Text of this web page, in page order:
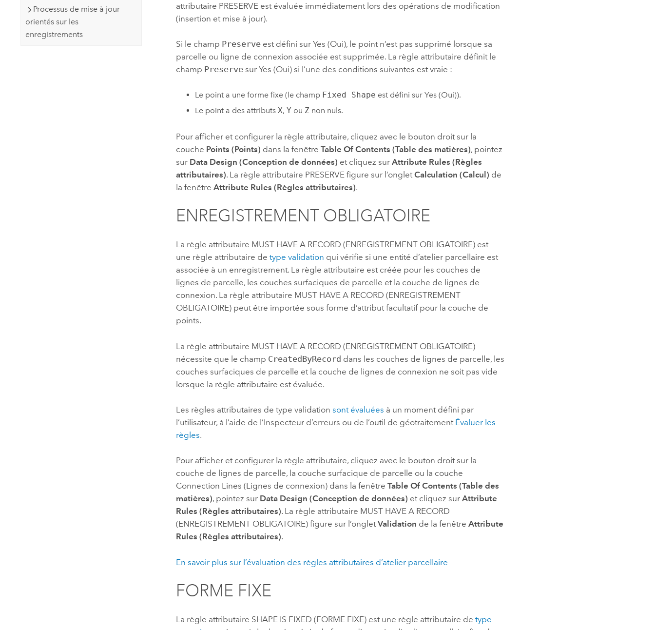
Processus de mise à jour
orientés sur les
enregistrements
attributaire PRESERVE est évaluée immédiatement lors des opérations de modification
(insertion et mise à jour).
Si le champ Preserve est défini sur Yes (Oui), le point n’est pas supprimé lorsque sa
parcelle ou ligne de connexion associée est supprimée. La règle attributaire définit le
champ Preserve sur Yes (Oui) si l’une des conditions suivantes est vraie :
Le point a une forme fixe (le champ Fixed Shape est défini sur Yes (Oui)).
Le point a des attributs X, Y ou Znon nuls.
Pour afficher et configurer la règle attributaire, cliquez avec le bouton droit sur la
couche Points (Points) dans la fenêtreTable Of Contents (Table des matières), pointez
sur Data Design (Conception de données) et cliquez surAttribute Rules (Règles
attributaires). La règle attributaire PRESERVE figure sur l’ongletCalculation (Calcul) de
la fenêtreAttribute Rules (Règles attributaires).
ENREGISTREMENT OBLIGATOIRE
La règle attributaire MUST HAVE A RECORD (ENREGISTREMENT OBLIGATOIRE) est
une règle attributaire detype validation qui vérifie si une entité d’atelier parcellaire est
associée à un enregistrement. La règle attributaire est créée pour les couches de
lignes de parcelle, les couches surfaciques de parcelle et la couche de lignes de
connexion. La règle attributaire MUST HAVE A RECORD (ENREGISTREMENT
OBLIGATOIRE) peut être importée sous forme d’attribut facultatif pour la couche de
points.
La règle attributaire MUST HAVE A RECORD (ENREGISTREMENT OBLIGATOIRE)
nécessite que le champ CreatedByRecord dans les couches de lignes de parcelle, les
couches surfaciques de parcelle et la couche de lignes de connexion ne soit pas vide
lorsque la règle attributaire est évaluée.
Les règles attributaires de type validationsont évaluées à un moment défini par
l’utilisateur, à l’aide de l’Inspecteur d’erreurs ou de l’outil de géotraitement Évaluer les
règles.
Pour afficher et configurer la règle attributaire, cliquez avec le bouton droit sur la
couche de lignes de parcelle, la couche surfacique de parcelle ou la couche
Connection Lines (Lignes de connexion) dans la fenêtreTable Of Contents (Table des
matières), pointez sur Data Design (Conception de données) et cliquez surAttribute
Rules (Règles attributaires). La règle attributaire MUST HAVE A RECORD
(ENREGISTREMENT OBLIGATOIRE) figure sur l’ongletValidation de la fenêtreAttribute
Rules (Règles attributaires).
En savoir plus sur l’évaluation des règles attributaires d’atelier parcellaire
FORME FIXE
La règle attributaire SHAPE IS FIXED (FORME FIXE) est une règle attributaire detype